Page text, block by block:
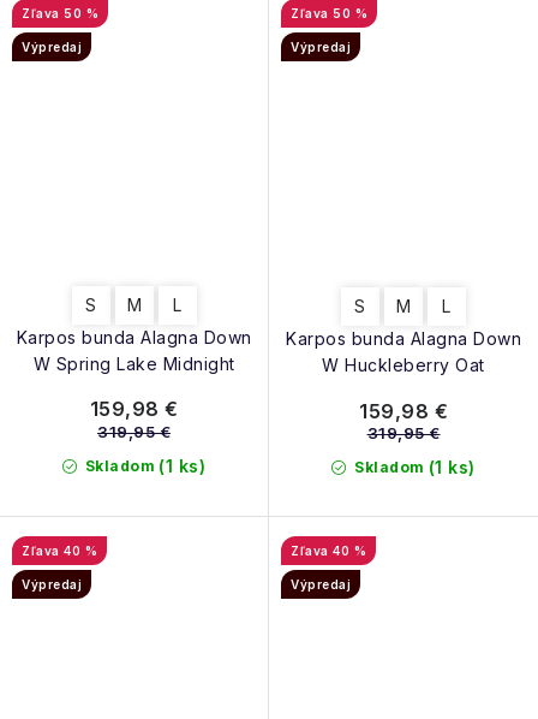
Karpos bunda Alagna Down
W Spring Lake Midnight
50 %
Výpredaj
S M L
Skladom (1 ks)
159,98 €
319,95 €
Karpos bunda Alagna Down
W Huckleberry Oat
50 %
Výpredaj
S M L
Skladom (1 ks)
159,98 €
319,95 €
40 %
Výpredaj
40 %
Výpredaj